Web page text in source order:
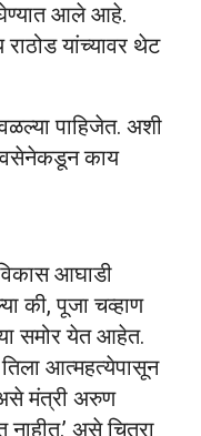
आले आहे.
यांच्यावर थेट
पाहिजेत. अशी
काय
आघाडी
की, पूजा चव्हाण
समोर येत आहेत.
आत्महत्येपासून
असे मंत्री अरुण
असे चित्रा